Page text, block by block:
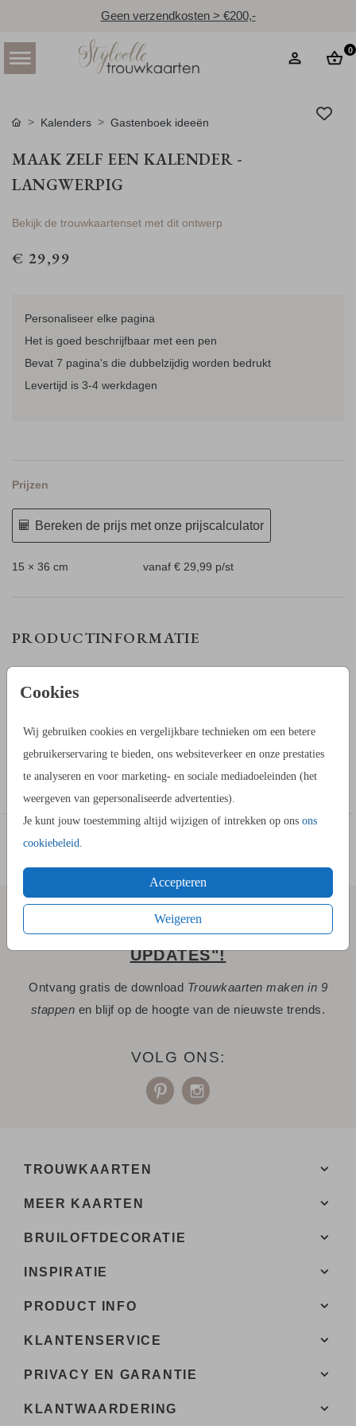
Geen verzendkosten > €200,-
0
Cookies
Wij gebruiken cookies en vergelijkbare technieken om een betere
gebruikerservaring te bieden, ons websiteverkeer en onze prestaties
te analyseren en voor marketing- en sociale mediadoeleinden (het
weergeven van gepersonaliseerde advertenties).
Je kunt jouw toestemming altijd wijzigen of intrekken op ons ons
cookiebeleid
Accepteren
Weigeren
Kalenders Gastenboek ideeën
MAAK ZELF EEN KALENDER -
LANGWERPIG
Bekijk de trouwkaartenset met dit ontwerp
€ 29,99
Personaliseer elke pagina
Het is goed beschrijfbaar met een pen
Bevat 7 pagina's die dubbelzijdig worden bedrukt
Levertijd is 3-4 werkdagen
Prijzen
Bereken de prijs met onze prijscalculator
15 × 36 cm vanaf € 29,99 p/st
PRODUCTINFORMATIE
Maak zelf een kalender in langwerpige vorm. Ga naar de
COLLECTIE
Maak hier zelf je eigen collectie
Toon meer
SCHRIJF JE IN VOOR "STIJLVOLLE
UPDATES"!
Ontvang gratis de download Trouwkaarten maken in 9
stappen en blijf op de hoogte van de nieuwste trends.
VOLG ONS:
TROUWKAARTEN
MEER KAARTEN
BRUILOFTDECORATIE
INSPIRATIE
PRODUCT INFO
KLANTENSERVICE
PRIVACY EN GARANTIE
KLANTWAARDERING